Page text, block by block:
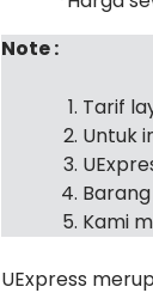
Note :
Tarif
Untuk
Kami
UExpress